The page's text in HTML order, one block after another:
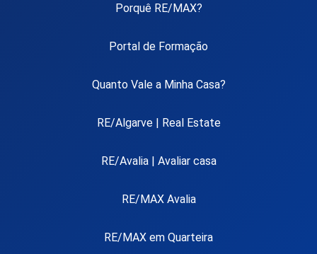
Porquê RE/MAX?
Portal de Formação
Quanto Vale a Minha Casa?
RE/Algarve | Real Estate
RE/Avalia | Avaliar casa
RE/MAX Avalia
RE/MAX em Quarteira